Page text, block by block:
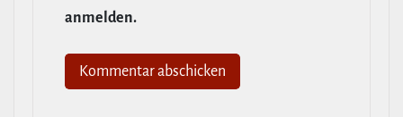
anmelden.